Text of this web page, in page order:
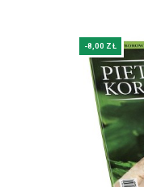
-8,00 ZŁ